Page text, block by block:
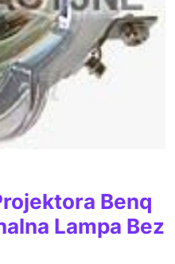
Benq
Lampa Bez